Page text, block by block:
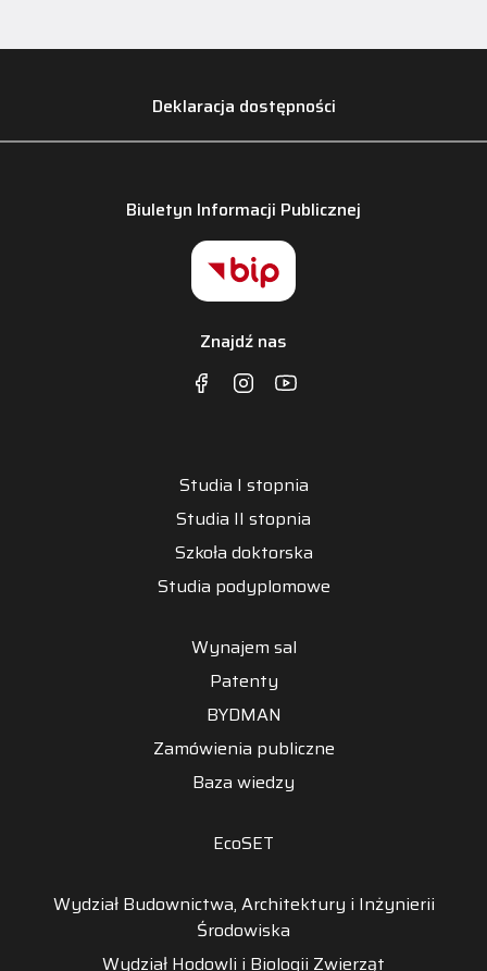
Deklaracja dostępności
Biuletyn Informacji Publicznej
Znajdź nas
Studia I stopnia
Studia II stopnia
Szkoła doktorska
Studia podyplomowe
Wynajem sal
Patenty
BYDMAN
Zamówienia publiczne
Baza wiedzy
EcoSET
Wydział Budownictwa, Architektury i Inżynierii
Środowiska
Wydział Hodowli i Biologii Zwierząt